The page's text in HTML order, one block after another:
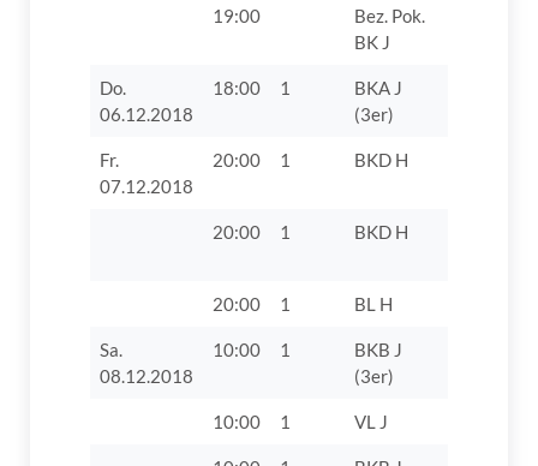
19:00
Bez. Pok.
BK J
Do.
06.12.2018
18:00 1
BKA J
(3er)
Fr.
07.12.2018
20:00 1 BKD H
20:00 1 BKD H
20:00 1 BL H
Sa.
08.12.2018
10:00 1
BKB J
(3er)
10:00 1 VL J